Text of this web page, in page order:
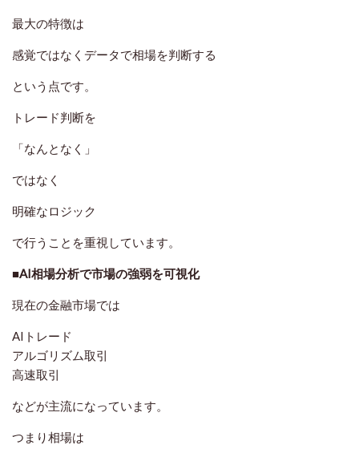
最大の特徴は
感覚ではなくデータで相場を判断する
という点です。
トレード判断を
「なんとなく」
ではなく
明確なロジック
で行うことを重視しています。
■AI相場分析で市場の強弱を可視化
現在の金融市場では
AIトレード
アルゴリズム取引
高速取引
などが主流になっています。
つまり相場は